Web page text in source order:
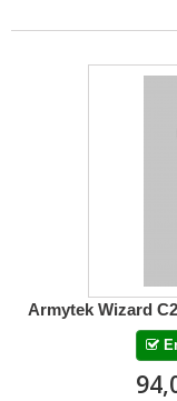
Armytek Wizard